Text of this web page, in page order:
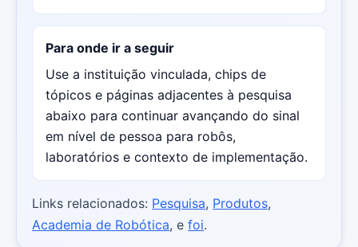
Para onde ir a seguir
Use a instituição vinculada, chips de
tópicos e páginas adjacentes à pesquisa
abaixo para continuar avançando do sinal
em nível de pessoa para robôs,
laboratórios e contexto de implementação.
Links relacionados: Pesquisa, Produtos,
Academia de Robótica, efoi.